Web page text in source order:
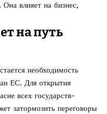
влияет на бизнес,
на путь
необходимость
ЕС. Для открытия
всех государств-
затормозить переговоры